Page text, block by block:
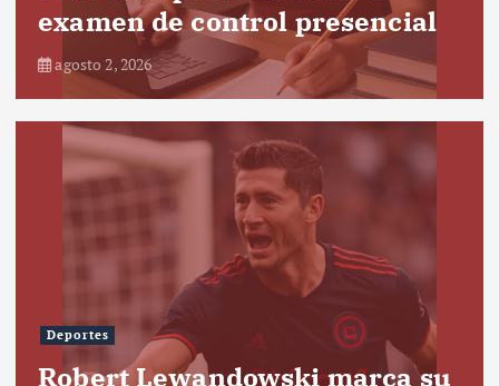
examen de control presencial
agosto 2, 2026
Deportes
Robert Lewandowski marca su